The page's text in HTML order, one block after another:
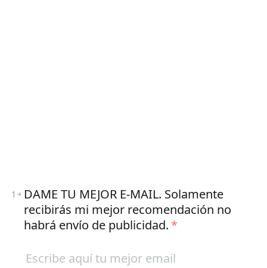
1
DAME TU MEJOR E-MAIL. Solamente
recibirás mi mejor recomendación no
habrá envío de publicidad. *